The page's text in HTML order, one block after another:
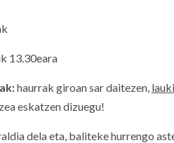
13.30eara
haurrak giroan sar daitezen,
eskatzen dizuegu!
dela eta, baliteke hurrengo